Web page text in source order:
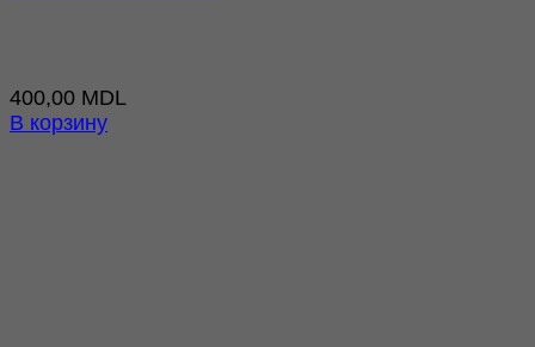
400,00 MDL
В корзину